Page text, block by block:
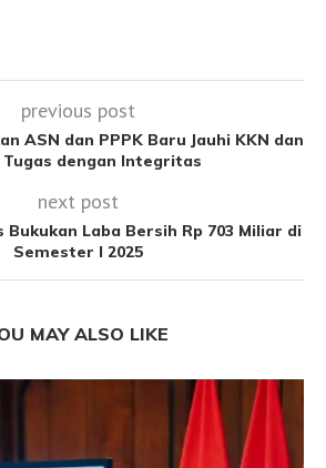
previous post
ASN dan PPPK Baru Jauhi KKN dan
Tugas dengan Integritas
next post
Bukukan Laba Bersih Rp 703 Miliar di
Semester I 2025
MAY ALSO LIKE